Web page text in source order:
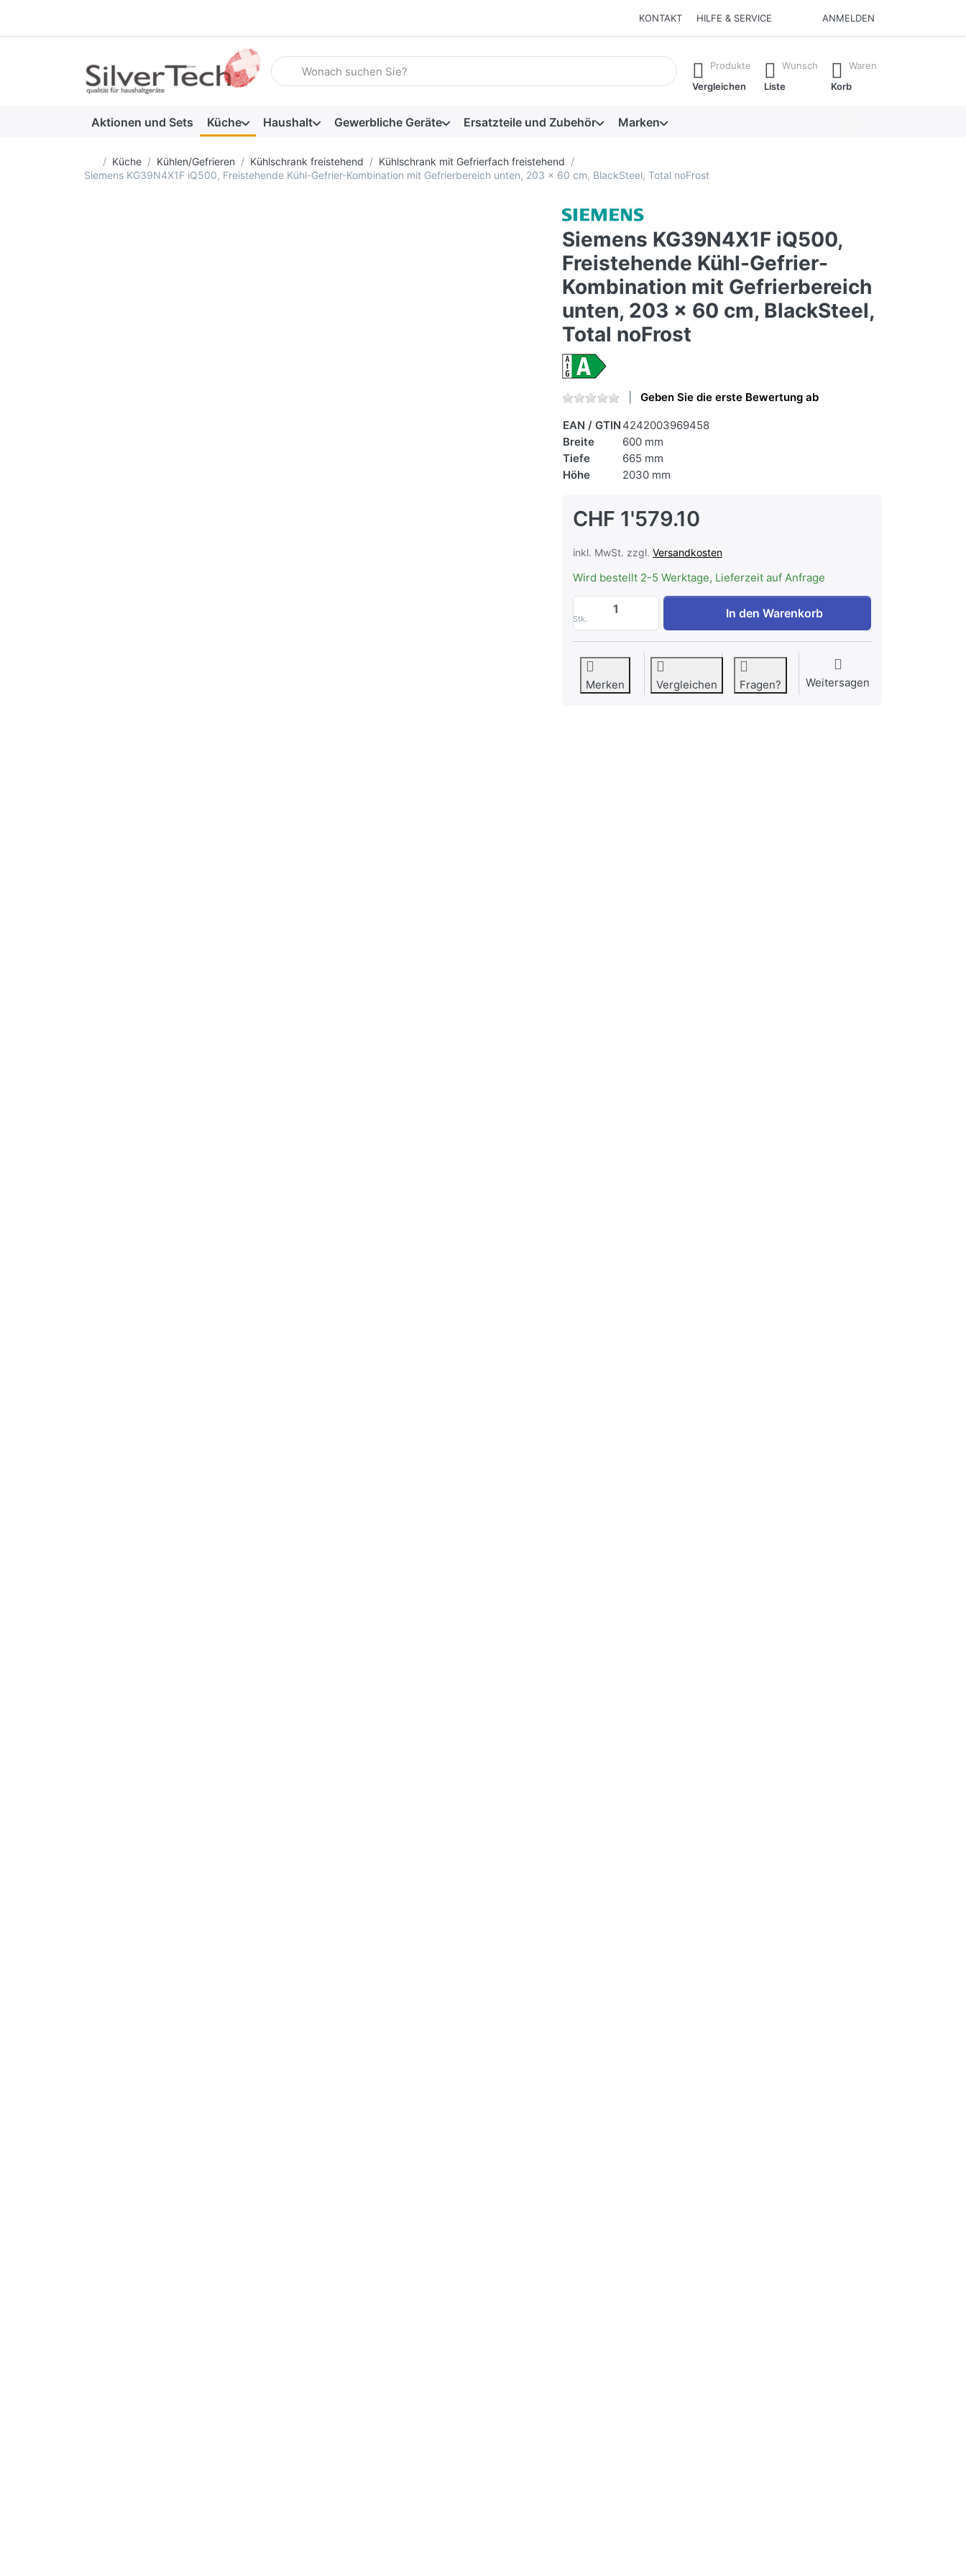
KONTAKT HILFE & SERVICE ANMELDEN
Geben Sie einen Suchbegriff ein. Während Sie tippen, erscheinen automatisch erste Ergebnisse. Drücken Sie die Eingabetaste, um alle
Produkte
Vergleichen
Wunsch
Liste
Waren
Korb
Aktionen und Sets Küche Haushalt Gewerbliche Geräte Ersatzteile und Zubehör Marken
Startseite
Küche Kühlen/Gefrieren Kühlschrank freistehend
Kühlschrank mit Gefrierfach freistehend
Siemens KG39N4X1F iQ500, Freistehende Kühl-Gefrier-Kombination mit Gefrierbereich unten, 203 x 60 cm, BlackSteel, Total noFrost
Siemens KG39N4X1F iQ500,
Freistehende Kühl-Gefrier-
Kombination mit Gefrierbereich
unten, 203 x 60 cm, BlackSteel,
Total noFrost
Geben Sie die erste Bewertung ab
EAN / GTIN 4242003969458
Breite
600 mm
Tiefe
665 mm
Höhe
2030 mm
CHF 1'579.10
inkl. MwSt. zzgl. Versandkosten
Wird bestellt 2-5 Werktage, Lieferzeit auf Anfrage
Stk.
Siemens KG39N4X1F iQ500, Freistehende Kühl-Gefrier-
In den Warenkorb
Merken Vergleichen Fragen? Weitersagen